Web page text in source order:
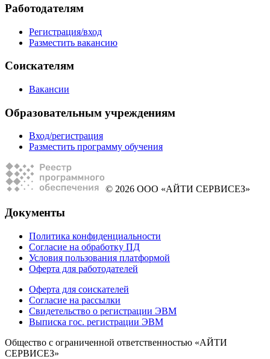
Работодателям
Регистрация/вход
Разместить вакансию
Соискателям
Вакансии
Образовательным учреждениям
Вход/регистрация
Разместить программу обучения
© 2026 ООО «АЙТИ СЕРВИСЕЗ»
Документы
Политика конфиденциальности
Согласие на обработку ПД
Условия пользования платформой
Оферта для работодателей
Оферта для соискателей
Согласие на рассылки
Свидетельство о регистрации ЭВМ
Выписка гос. регистрации ЭВМ
Общество с ограниченной ответственностью «АЙТИ
СЕРВИСЕЗ»